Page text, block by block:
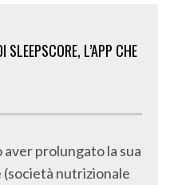
L’APP CHE
aver prolungato la sua
nutrizionale